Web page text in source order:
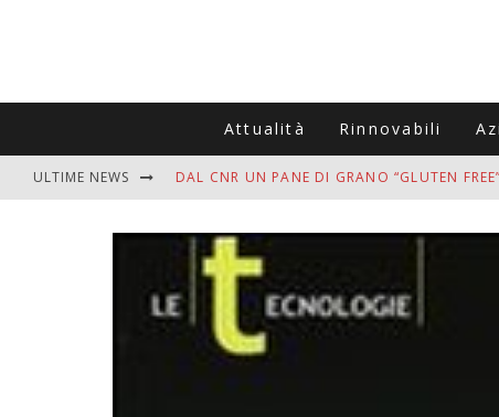
Attualità Rinnovabili
ULTIME NEWS DAL CNR UN PANE DI GRANO “GLUTEN FREE”
MUTTI ASSUME A OLIVETO CITRA 400
ZANZARE IN VACANZA? I 3 ERRORI PIÙ
ADDIO BOLLETTE SALATE? LA NUOVA